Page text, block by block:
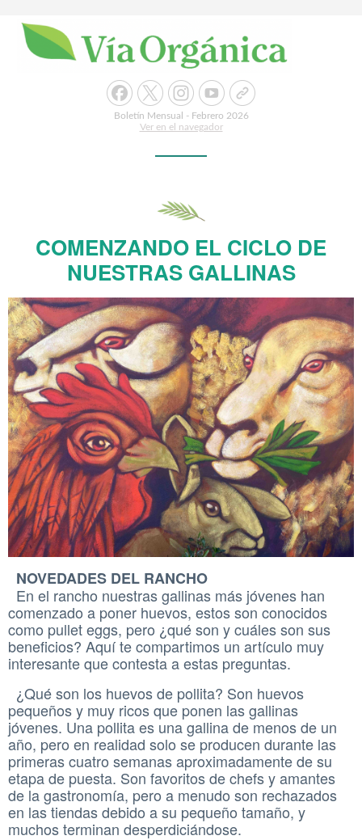
Boletín Mensual - Febrero 2026
Ver en el navegador
COMENZANDO EL CICLO DE
NUESTRAS GALLINAS
NOVEDADES DEL RANCHO
En el rancho nuestras gallinas más jóvenes han
comenzado a poner huevos, estos son conocidos
como pullet eggs, pero ¿qué son y cuáles son sus
beneficios? Aquí te compartimos un artículo muy
interesante que contesta a estas preguntas.
¿Qué son los huevos de pollita? Son huevos
pequeños y muy ricos que ponen las gallinas
jóvenes. Una pollita es una gallina de menos de un
año, pero en realidad solo se producen durante las
primeras cuatro semanas aproximadamente de su
etapa de puesta. Son favoritos de chefs y amantes
de la gastronomía, pero a menudo son rechazados
en las tiendas debido a su pequeño tamaño, y
muchos terminan desperdiciándose.